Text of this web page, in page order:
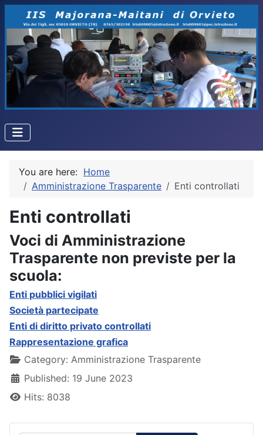
You are here: Home
Amministrazione Trasparente
Enti controllati
Enti controllati
Voci di Amministrazione
Trasparente non previste per la
scuola:
Enti pubblici vigilati
Società partecipate
Enti di diritto privato controllati
Rappresentazione grafica
DetailsCategory: Amministrazione Trasparente
Published: 19 June 2023
Hits: 8038